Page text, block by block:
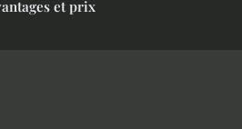
et prix